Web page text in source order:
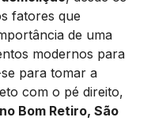
fatores que
de uma
modernos para
para tomar a
com o pé direito,
Bom Retiro, São